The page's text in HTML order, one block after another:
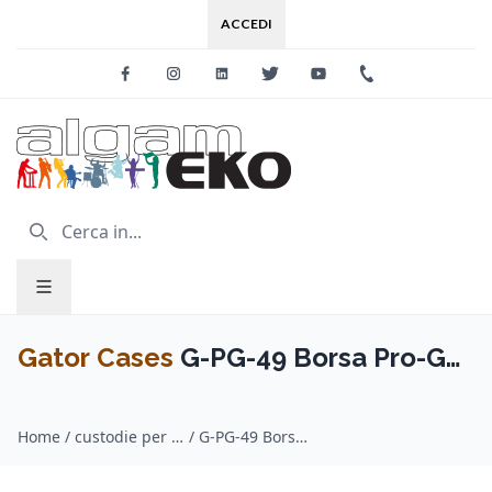
ACCEDI
FacebookInstagramLinkedinTwitter Youtube
Gator Cases G-PG-49 Borsa Pro-Go
Home / custodie per tastiera / Gator Cases / G-PG-49 Borsa Pro-Go tastiera 49 tasti